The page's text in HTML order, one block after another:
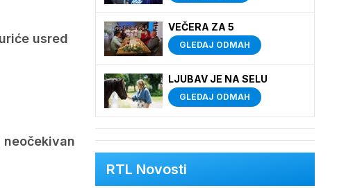
usred
neočekivan
VEČERA ZA 5
GLEDAJ ODMAH
LJUBAV JE NA SELU
GLEDAJ ODMAH
RTL Novosti